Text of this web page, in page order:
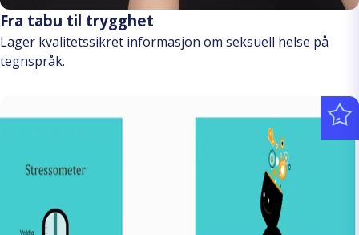
Fra tabu til trygghet
Lager kvalitetssikret informasjon om seksuell helse på
tegnspråk.